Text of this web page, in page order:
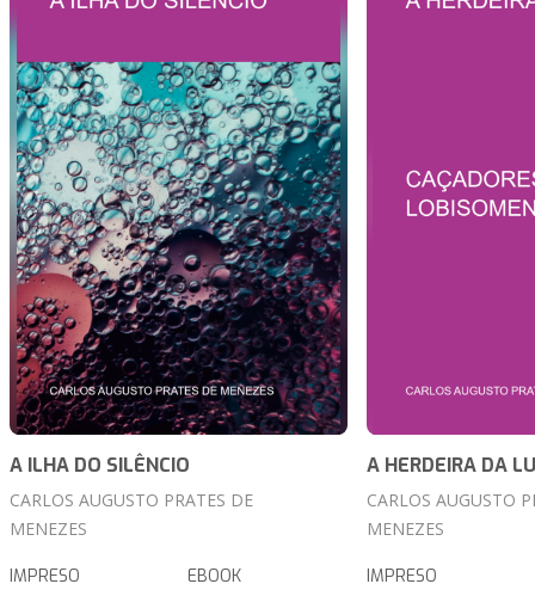
A ILHA DO SILÊNCIO
CARLOS AUGUSTO PRATES DE
MENEZES
IMPRESO EBOOK
A HERDEIRA DA
CARLOS AUGUSTO
MENEZES
IMPRESO